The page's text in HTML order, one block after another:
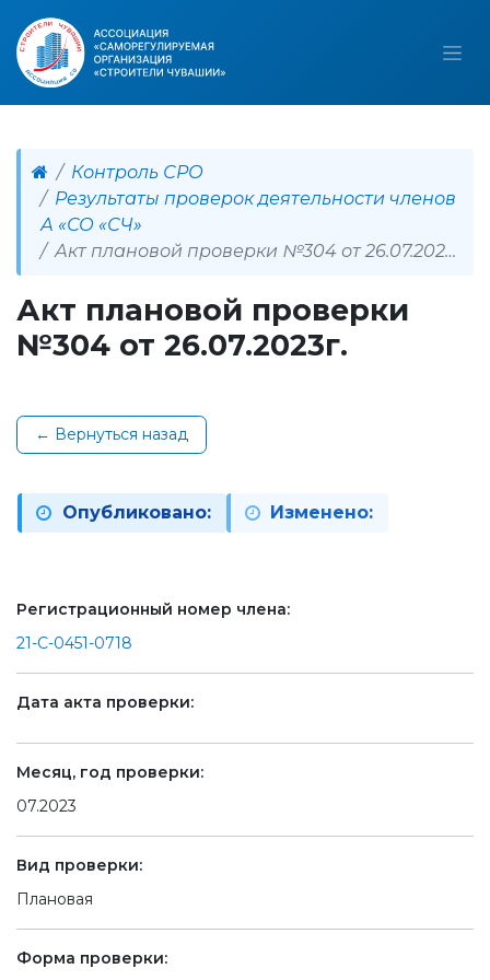
Контроль СРО
Результаты проверок деятельности членов
А «СО «СЧ»
Акт плановой проверки №304 от 26.07.2023г.
Акт плановой проверки
№304 от 26.07.2023г.
← Вернуться назад
Опубликовано: Изменено:
Регистрационный номер члена:
21-С-0451-0718
Дата акта проверки:
Месяц, год проверки:
07.2023
Вид проверки:
Плановая
Форма проверки: